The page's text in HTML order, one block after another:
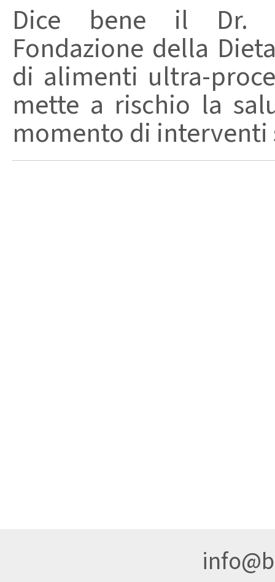
Dice bene il Dr.
Fondazione della
di alimenti ultra-
mette a rischio la
momento di